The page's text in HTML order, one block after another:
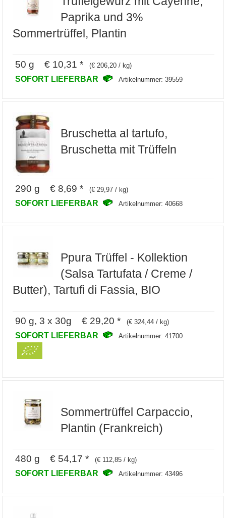
Paprika und 3%
Sommertrüffel, Plantin
50 g € 10,31 * (€ 206,20 / kg)
SOFORT LIEFERBAR Artikelnummer: 39559
Bruschetta al tartufo,
Bruschetta mit Trüffeln
290 g € 8,69 * (€ 29,97 / kg)
SOFORT LIEFERBAR Artikelnummer: 40668
Ppura Trüffel - Kollektion
(Salsa Tartufata / Creme /
Butter), Tartufi di Fassia, BIO
90 g, 3 x 30g € 29,20 * (€ 324,44 / kg)
SOFORT LIEFERBAR Artikelnummer: 41700
Sommertrüffel Carpaccio,
Plantin (Frankreich)
480 g € 54,17 * (€ 112,85 / kg)
SOFORT LIEFERBAR Artikelnummer: 43496